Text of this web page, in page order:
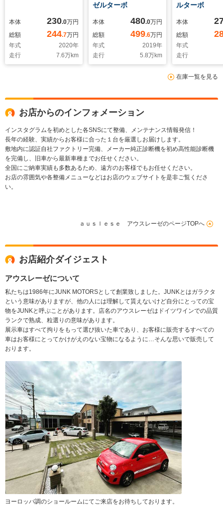
本体 230.0万円
総額
244.7万円
年式
2020年
走行
7.6万km
ゼルターボ
本体 480.0万円
総額
499.6万円
年式
2019年
走行
5.8万km
ルターボ
本体
総額
年式
走行
在庫一覧を見る
お店からのインフォメーション
インスタグラムを初めとした各SNSにて整備、メンテナンス情報発信！
長年の経験、実績からお客様に合った１台を厳選しお届けします。
敷地内に認証自社ファクトリー完備、メーカー純正診断機を初め高性能診断機
を完備し、旧車から最新車種までお任せください。
全国にご納車実績も多数あるため、遠方のお客様でもお任せください。
お店の雰囲気や各整備メニューなどはお店のウェブサイトを是非ご覧くださ
い。
ａｕｓｌｅｓｅ アウスレーゼのページTOPへ
お店紹介ダイジェスト
アウスレーゼについて
私たちは1986年にJUNK MOTORSとして創業致しました。JUNKとはガラクタ
という意味がありますが、他の人には理解して貰えないけど自分にとっての宝
物をJUNKと呼ぶことがあります。店名のアウスレーゼはドイツワインでの品質
ランクで熟成、粒選りの意味があります。
展示車はすべて拘りをもって選び抜いた車であり、お客様に販売するすべての
車はお客様にとってかけがえのない宝物になるように…そんな思いで販売して
おります。
ヨーロッパ調のショールームにてご来店をお待ちしております。